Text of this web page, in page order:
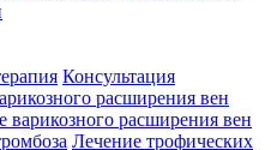
Консультация
расширения вен
варикозного расширения вен
Лечение трофических